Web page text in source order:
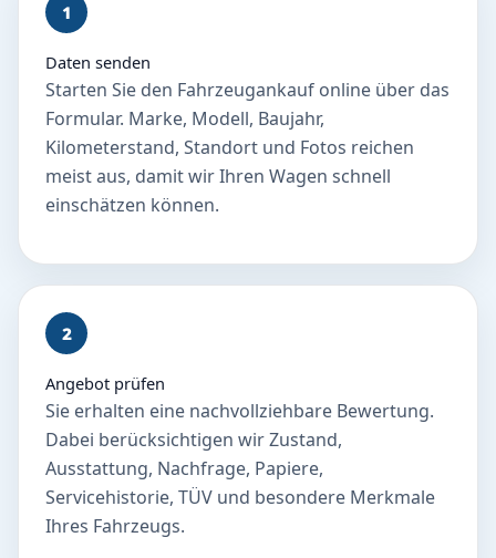
1
Daten senden
Starten Sie den Fahrzeugankauf online über das
Formular. Marke, Modell, Baujahr,
Kilometerstand, Standort und Fotos reichen
meist aus, damit wir Ihren Wagen schnell
einschätzen können.
2
Angebot prüfen
Sie erhalten eine nachvollziehbare Bewertung.
Dabei berücksichtigen wir Zustand,
Ausstattung, Nachfrage, Papiere,
Servicehistorie, TÜV und besondere Merkmale
Ihres Fahrzeugs.